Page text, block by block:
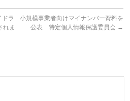
ラ
れま
小規模事業者向けマイナンバー資料を
公表 特定個人情報保護委員会 →